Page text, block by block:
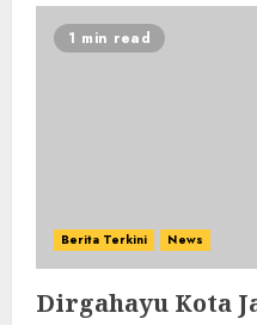
1 min read
Berita Terkini News
Dirgahayu Kota